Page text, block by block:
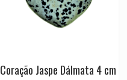
Coração Jaspe Dálmata 4 cm